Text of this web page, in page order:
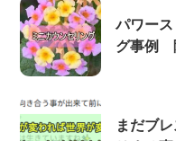
パワー
グ事例
まだブ